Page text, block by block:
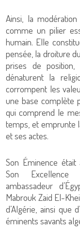
Ainsi, la
comme un pilier
humain. Elle
pensée, la droiture
prises de
dénaturent la
corrompent les
une base complète
qui comprend le
temps, et emprunte
et ses actes.
Son Éminence
Son Excellence
ambassadeur
Mabrouk Zaid El-
d’Algérie, ainsi que
éminents savants